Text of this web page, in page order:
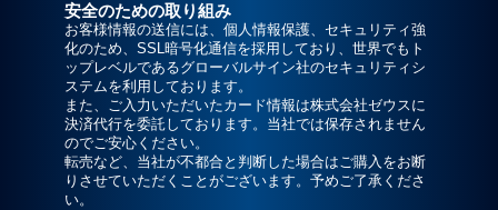
安全のための取り組み
お客様情報の送信には、個人情報保護、セキュリティ強
化のため、SSL暗号化通信を採用しており、世界でもト
ップレベルであるグローバルサイン社のセキュリティシ
ステムを利用しております。
また、ご入力いただいたカード情報は株式会社ゼウスに
決済代行を委託しております。当社では保存されません
のでご安心ください。
転売など、当社が不都合と判断した場合はご購入をお断
りさせていただくことがございます。予めご了承くださ
い。